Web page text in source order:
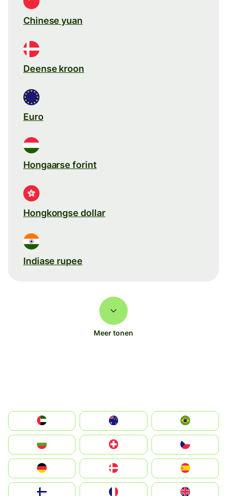
Chinese yuan
Deense kroon
Euro
Hongaarse forint
Hongkongse dollar
Indiase rupee
Meer tonen
الإمارات العربية المتحدة
Switzerland
Deutschland
United Kingdom